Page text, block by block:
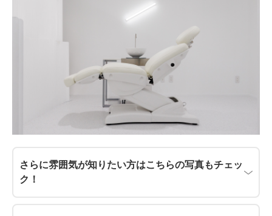
さらに雰囲気が知りたい方はこちらの写真もチェッ
ク！